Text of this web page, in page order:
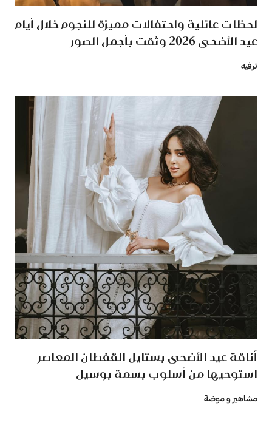
لحظات عائلية واحتفالات مميزة للنجوم خلال أيام
عيد الأضحى 2026 وثقت بأجمل الصور
ترفيه
أناقة عيد الأضحى بستايل القفطان المعاصر
استوحيها من أسلوب بسمة بوسيل
مشاهير و موضة